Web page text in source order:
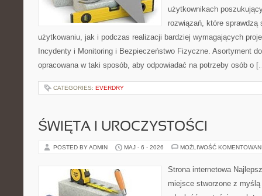
użytkownikach
rozwiązań, które sprawdzą
użytkowaniu, jak i podczas realizacji bardziej wymagających
Incydenty i Monitoring i Bezpieczeństwo Fizyczne. Asortyment
opracowana w taki sposób, aby odpowiadać na potrzeby osób o
CATEGORIES: EVERDRY
ŚWIĘTA I UROCZYSTOŚCI
POSTED BY ADMIN MAJ - 6 - 2026 MOŻLIWOŚĆ
Strona internetowa
miejsce stworzone z